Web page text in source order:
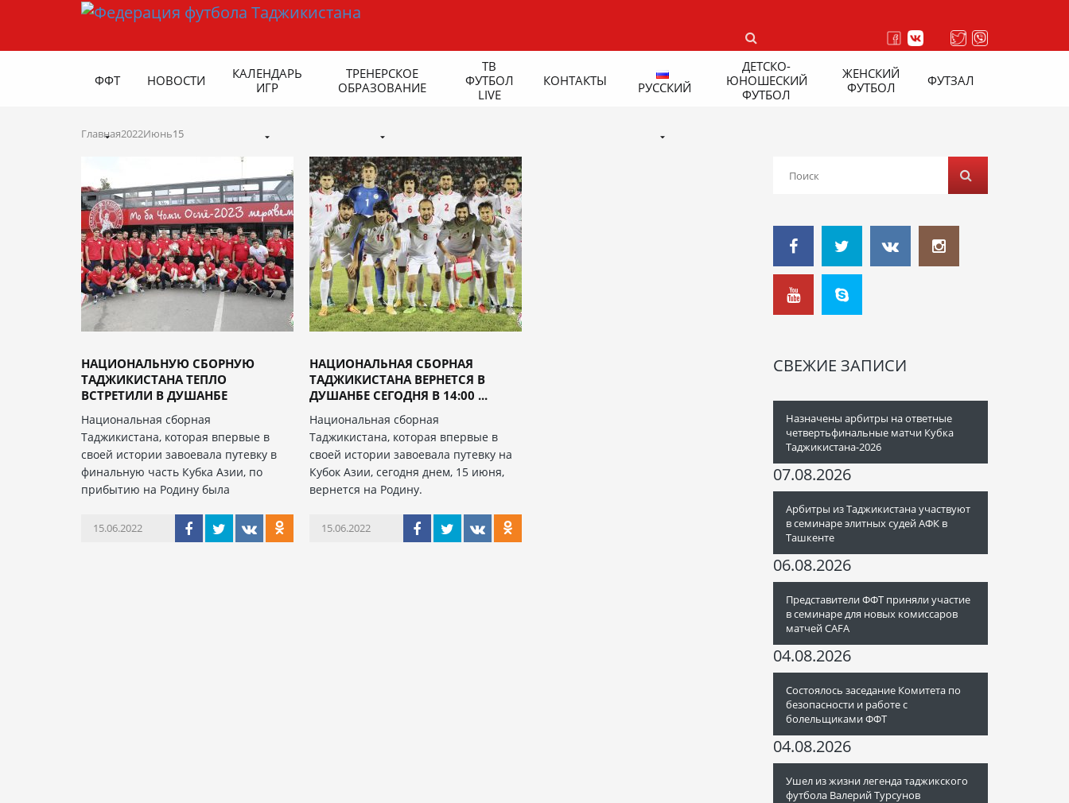
ФФТ НОВОСТИ
КАЛЕНДАРЬ
ИГР
ТРЕНЕРСКОЕ
ОБРАЗОВАНИЕ
ТВ
ФУТБОЛ
LIVE
КОНТАКТЫ РУССКИЙ
ДЕТСКО-
ЮНОШЕСКИЙ
ФУТБОЛ
ЖЕНСКИЙ
ФУТБОЛ
ФУТЗАЛ
Главная2022Июнь15
НАЦИОНАЛЬНУЮ СБОРНУЮ
ТАДЖИКИСТАНА ТЕПЛО
ВСТРЕТИЛИ В ДУШАНБЕ
Национальная сборная
Таджикистана, которая впервые в
своей истории завоевала путевку в
финальную часть Кубка Азии, по
прибытию на Родину была
15.06.2022
НАЦИОНАЛЬНАЯ СБОРНАЯ
ТАДЖИКИСТАНА ВЕРНЕТСЯ В
ДУШАНБЕ СЕГОДНЯ В 14:00 ...
Национальная сборная
Таджикистана, которая впервые в
своей истории завоевала путевку на
Кубок Азии, сегодня днем, 15 июня,
вернется на Родину.
15.06.2022
СВЕЖИЕ ЗАПИСИ
Назначены арбитры на ответные
четвертьфинальные матчи Кубка
Таджикистана-2026
07.08.2026
Арбитры из Таджикистана участвуют
в семинаре элитных судей АФК в
Ташкенте
06.08.2026
Представители ФФТ приняли участие
в семинаре для новых комиссаров
матчей CAFA
04.08.2026
Состоялось заседание Комитета по
безопасности и работе с
болельщиками ФФТ
04.08.2026
Ушел из жизни легенда таджикского
футбола Валерий Турсунов